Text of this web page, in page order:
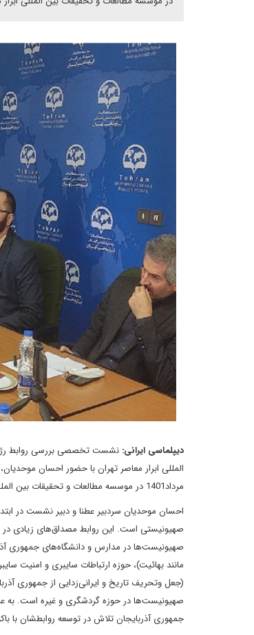
دیپلماسی ایرانی: نشست تخصصی بررسی روابط
مرداد1401 در موسسه مطالعات و تحقیقات بین المللی ابرار معاصر تهران برگزار شد.
احسان موحدیان سردبیر عطنا و دبیر نشست در
صهیونیستی است. این روابط مصداق‌های زیادی
صهیونیست‌ها در مدارس و دانشگاه‌های جمهوری
مانند بهائیت)، حوزه ارتباطات سایبری و امنیت
(جعل وتحریف تاریخ و ایرانی‌زدایی از جمهوری
جمهوری آذربایجان تلاش در توسعه روابطشان با